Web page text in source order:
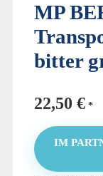
MP
bitter
22,50 €
IM